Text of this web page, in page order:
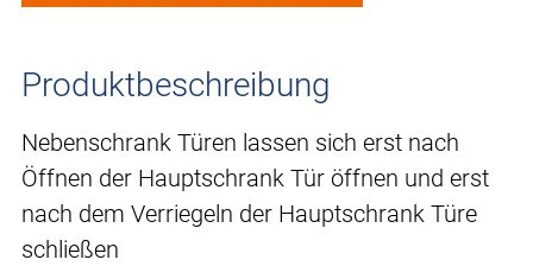
Produktbeschreibung
Nebenschrank Türen lassen sich erst nach
Öffnen der Hauptschrank Tür öffnen und erst
nach dem Verriegeln der Hauptschrank Türe
schließen